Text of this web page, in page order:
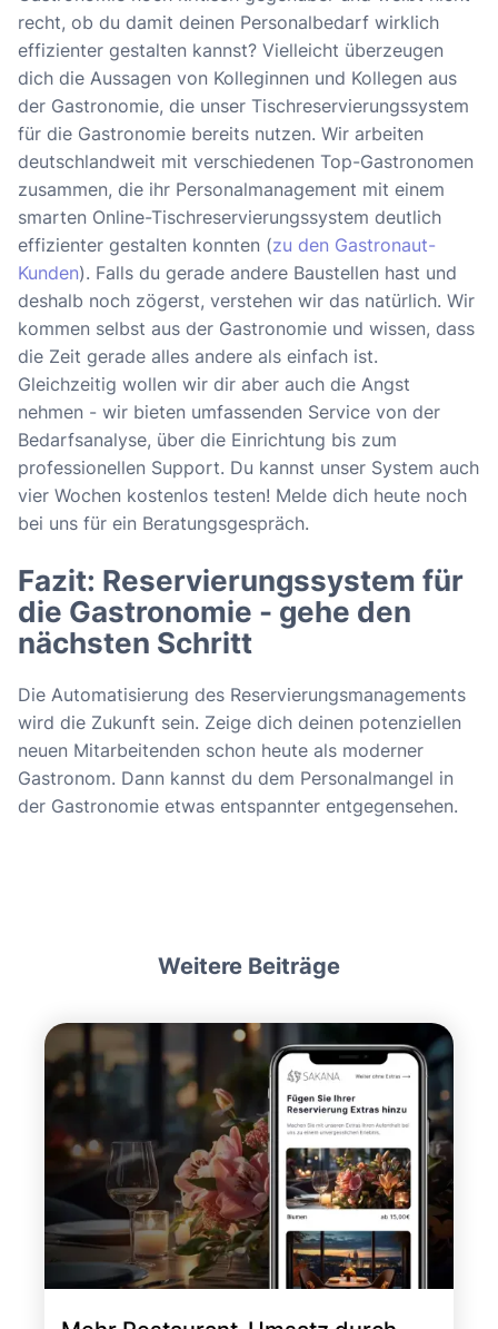
recht, ob du damit deinen Personalbedarf wirklich
effizienter gestalten kannst? Vielleicht überzeugen
dich die Aussagen von Kolleginnen und Kollegen aus
der Gastronomie, die unser Tischreservierungssystem
für die Gastronomie bereits nutzen. Wir arbeiten
deutschlandweit mit verschiedenen Top-Gastronomen
zusammen, die ihr Personalmanagement mit einem
smarten Online-Tischreservierungssystem deutlich
effizienter gestalten konnten (zu den Gastronaut-
Kunden). Falls du gerade andere Baustellen hast und
deshalb noch zögerst, verstehen wir das natürlich. Wir
kommen selbst aus der Gastronomie und wissen, dass
die Zeit gerade alles andere als einfach ist.
Gleichzeitig wollen wir dir aber auch die Angst
nehmen - wir bieten umfassenden Service von der
Bedarfsanalyse, über die Einrichtung bis zum
professionellen Support. Du kannst unser System auch
vier Wochen kostenlos testen! Melde dich heute noch
bei uns für ein Beratungsgespräch.
Fazit: Reservierungssystem für
die Gastronomie - gehe den
nächsten Schritt
Die Automatisierung des Reservierungsmanagements
wird die Zukunft sein. Zeige dich deinen potenziellen
neuen Mitarbeitenden schon heute als moderner
Gastronom. Dann kannst du dem Personalmangel in
der Gastronomie etwas entspannter entgegensehen.
Weitere Beiträge